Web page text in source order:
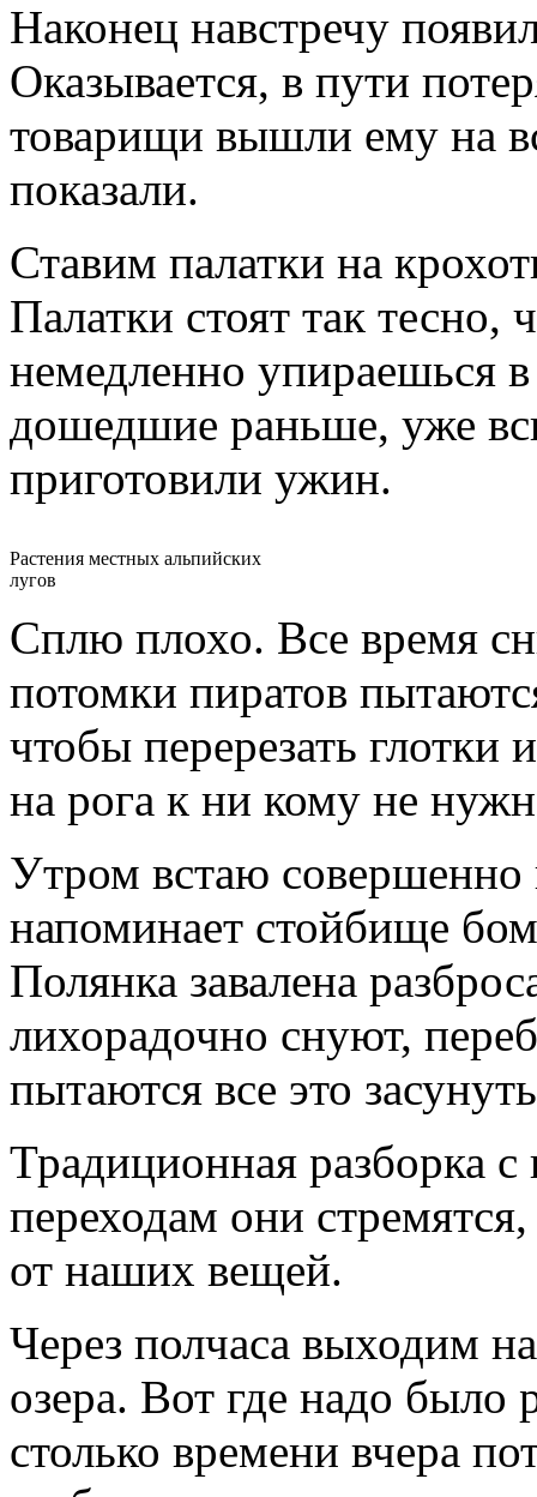
Наконец навстречу
Оказывается, в пути
товарищи вышли ему на
показали.
Ставим палатки на
Палатки стоят так тесно,
немедленно упираешься
дошедшие раньше, уже
приготовили ужин.
Растения местных альпийских
лугов
Сплю плохо. Все время
потомки пиратов
чтобы перерезать глотки
на рога к ни кому не
Утром встаю
напоминает стойбище
Полянка завалена
лихорадочно снуют,
пытаются все это
Традиционная разборка
переходам они
от наших вещей.
Через полчаса выходим
озера. Вот где надо было
столько времени вчера